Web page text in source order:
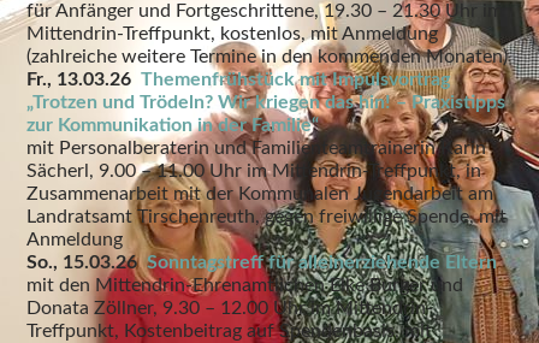
für Anfänger und Fortgeschrittene, 19.30 – 21.30 Uhr im
Mittendrin-Treffpunkt, kostenlos, mit Anmeldung
(zahlreiche weitere Termine in den kommenden Monaten)
Fr., 13.03.26Themenfrühstück mit Impulsvortrag
„Trotzen und Trödeln? Wir kriegen das hin! – Praxistipps
zur Kommunikation in der Familie“
mit Personalberaterin und Familienteamtrainerin Karin
Sächerl, 9.00 – 11.00 Uhr im Mittendrin-Treffpunkt, in
Zusammenarbeit mit der Kommunalen Jugendarbeit am
Landratsamt Tirschenreuth, gegen freiwillige Spende, mit
Anmeldung
So., 15.03.26Sonntagstreff für alleinerziehende Eltern
mit den Mittendrin-Ehrenamtlichen Elke Burger und
Donata Zöllner, 9.30 – 12.00 Uhr im Mittendrin-
Treffpunkt, Kostenbeitrag auf Spendenbasis, mit